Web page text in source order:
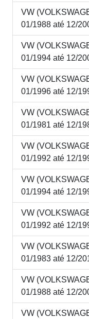
VW
01/1988 até 12/
VW
01/1994 até 12/
VW
01/1996 até 12/
VW
01/1981 até 12/
VW
01/1992 até 12/
VW
01/1994 até 12/
VW
01/1992 até 12/
VW
01/1983 até 12/
VW
01/1988 até 12/
VW